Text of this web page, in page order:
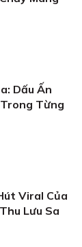
Dấu Ấn
Từng
Viral Của
Lưu Sa